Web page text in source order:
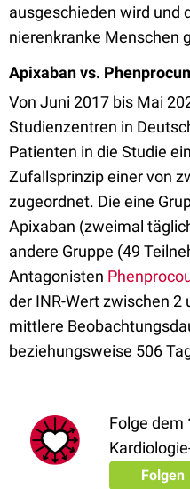
ausgeschieden wird und
nierenkranke Menschen
Apixaban vs.
Von Juni 2017 bis Mai
Studienzentren in
Patienten in die Studie
Zufallsprinzip einer von
zugeordnet. Die eine
Apixaban (zweimal
andere Gruppe (49
Antagonisten
der INR-Wert zwischen 2
mittlere
beziehungsweise 506
Folge dem
Folgen